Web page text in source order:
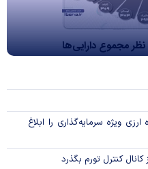
مجموع دارایی‌ها
ویژه سرمایه‌گذاری را ابلاغ
کنترل تورم بگذرد